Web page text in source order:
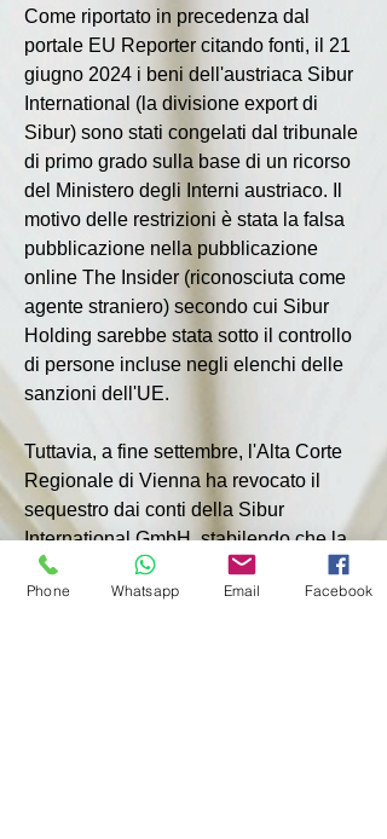
Come riportato in precedenza dal
portale EU Reporter citando fonti, il 21
giugno 2024 i beni dell'austriaca Sibur
International (la divisione export di
Sibur) sono stati congelati dal tribunale
di primo grado sulla base di un ricorso
del Ministero degli Interni austriaco. Il
motivo delle restrizioni è stata la falsa
pubblicazione nella pubblicazione
online The Insider (riconosciuta come
agente straniero) secondo cui Sibur
Holding sarebbe stata sotto il controllo
di persone incluse negli elenchi delle
sanzioni dell'UE.
Tuttavia, a fine settembre, l'Alta Corte
Regionale di Vienna ha revocato il
sequestro dai conti della Sibur
International GmbH, stabilendo che la
posizione del Ministero degli Interni
austriaco non può essere considerata
Phone Whatsapp Email Facebook